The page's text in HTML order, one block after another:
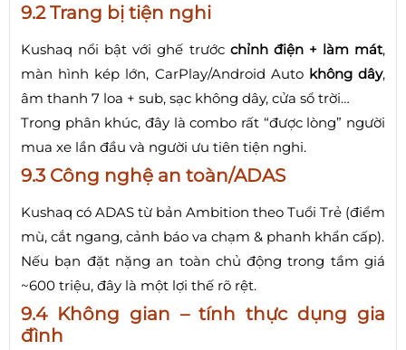
9.2 Trang bị tiện nghi
Kushaq nổi bật với ghế trước chỉnh điện + làm mát,
màn hình kép lớn, CarPlay/Android Auto không dây,
âm thanh 7 loa + sub, sạc không dây, cửa sổ trời…
Trong phân khúc, đây là combo rất “được lòng” người
mua xe lần đầu và người ưu tiên tiện nghi.
9.3 Công nghệ an toàn/ADAS
Kushaq có ADAS từ bản Ambition theo Tuổi Trẻ (điểm
mù, cắt ngang, cảnh báo va chạm & phanh khẩn cấp).
Nếu bạn đặt nặng an toàn chủ động trong tầm giá
~600 triệu, đây là một lợi thế rõ rệt.
9.4 Không gian – tính thực dụng gia
đình